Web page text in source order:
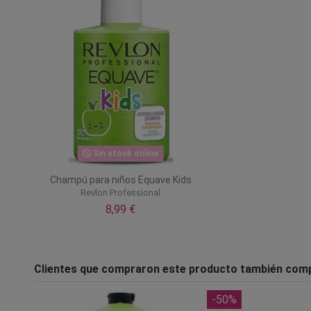
Sin stock online
Champú para niños Equave Kids
Revlon Professional
8,99 €
Clientes que compraron este producto también
-50%